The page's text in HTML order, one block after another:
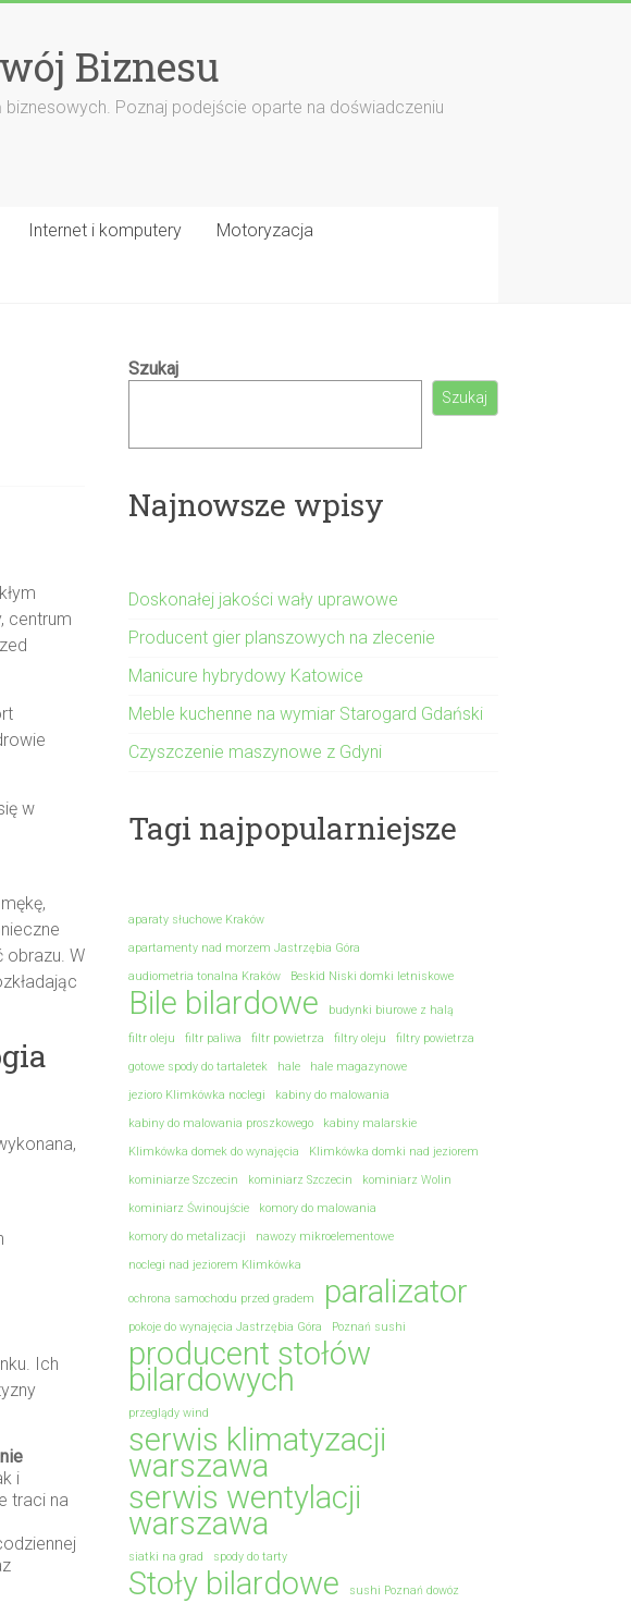
Biznesu
Poznaj podejście oparte na doświadczeniu
Internet i komputery Motoryzacja
centrum
w
obrazu. W
Ich
i
traci na
Szukaj
Szukaj
Najnowsze wpisy
Doskonałej jakości wały uprawowe
Producent gier planszowych na zlecenie
Manicure hybrydowy Katowice
Meble kuchenne na wymiar Starogard Gdański
Czyszczenie maszynowe z Gdyni
Tagi najpopularniejsze
aparaty słuchowe Kraków
apartamenty nad morzem Jastrzębia Góra
audiometria tonalna Kraków
Beskid Niski domki letniskowe
Bile bilardowe
budynki biurowe z halą
filtr oleju
filtr paliwa filtr powietrza filtry oleju
filtry powietrza
gotowe spody do tartaletek
hale
hale magazynowe
jezioro Klimkówka noclegi
kabiny do malowania
kabiny do malowania proszkowego
kabiny malarskie
Klimkówka domek do wynajęcia
Klimkówka domki nad jeziorem
kominiarze Szczecin
kominiarz Szczecin
kominiarz Wolin
kominiarz Świnoujście
komory do malowania
komory do metalizacji
nawozy mikroelementowe
noclegi nad jeziorem Klimkówka
ochrona samochodu przed gradem paralizator
pokoje do wynajęcia Jastrzębia Góra Poznań sushi
producent stołów
bilardowych
przeglądy wind
serwis klimatyzacji
warszawa
serwis wentylacji
warszawa
siatki na grad spody do tarty
Stoły bilardowe
sushi Poznań dowóz